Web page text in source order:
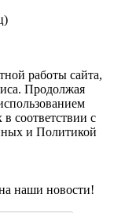
работы сайта,
Продолжая
соответствии с
и Политикой
наши новости!